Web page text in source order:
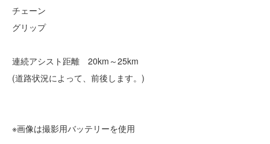
チェーン
グリップ
連続アシスト距離 20km～25km
(道路状況によって、前後します。)
※画像は撮影用バッテリーを使用